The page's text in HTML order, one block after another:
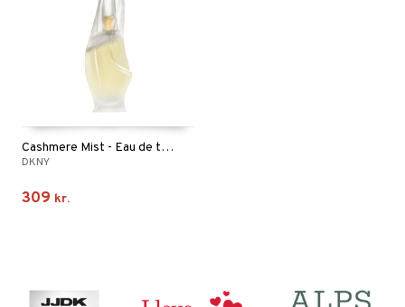
Cashmere Mist - Eau de toilette (Edt) Spray
DKNY
309 kr.